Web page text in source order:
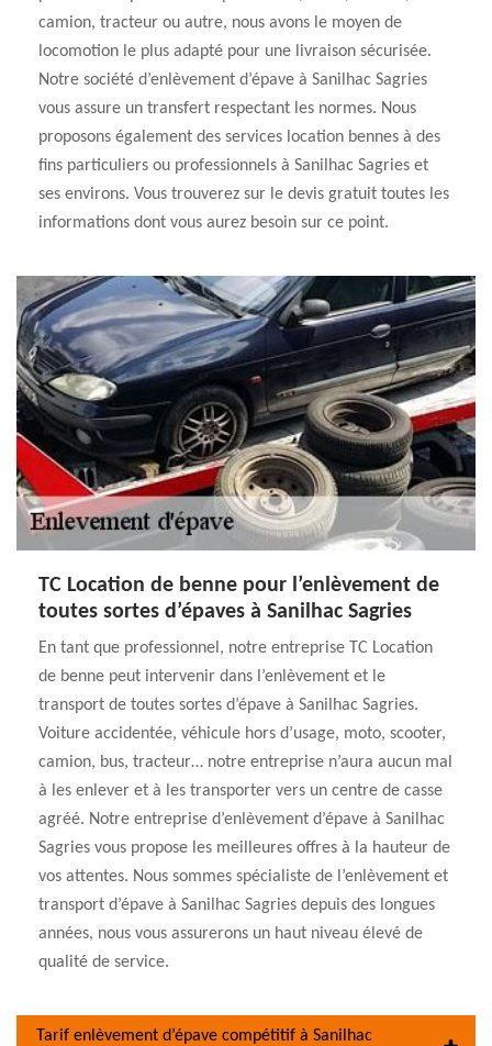
camion, tracteur ou autre, nous avons le moyen de
locomotion le plus adapté pour une livraison sécurisée.
Notre société d’enlèvement d’épave à Sanilhac Sagries
vous assure un transfert respectant les normes. Nous
proposons également des services location bennes à des
fins particuliers ou professionnels à Sanilhac Sagries et
ses environs. Vous trouverez sur le devis gratuit toutes les
informations dont vous aurez besoin sur ce point.
TC Location de benne pour l’enlèvement de
toutes sortes d’épaves à Sanilhac Sagries
En tant que professionnel, notre entreprise TC Location
de benne peut intervenir dans l’enlèvement et le
transport de toutes sortes d’épave à Sanilhac Sagries.
Voiture accidentée, véhicule hors d’usage, moto, scooter,
camion, bus, tracteur… notre entreprise n’aura aucun mal
à les enlever et à les transporter vers un centre de casse
agréé. Notre entreprise d’enlèvement d’épave à Sanilhac
Sagries vous propose les meilleures offres à la hauteur de
vos attentes. Nous sommes spécialiste de l’enlèvement et
transport d’épave à Sanilhac Sagries depuis des longues
années, nous vous assurerons un haut niveau élevé de
qualité de service.
Tarif enlèvement d’épave compétitif à Sanilhac